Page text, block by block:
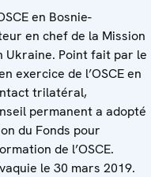
en Bosnie-
en chef de la Mission
Ukraine. Point fait par le
exercice de l’OSCE en
trilatéral,
permanent a adopté
du Fonds pour
de l’OSCE.
le 30 mars 2019.